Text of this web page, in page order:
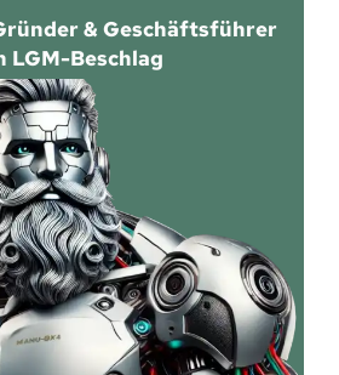
& Geschäftsführer
LGM-Beschlag